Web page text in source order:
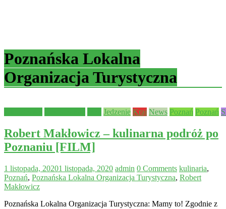
Poznańska Lokalna
Organizacja Turystyczna
Jedzenie Kraj News Poznań Poznań
Robert Makłowicz – kulinarna podróż po
Poznaniu [FILM]
1 listopada, 20201 listopada, 2020 admin 0 Comments kulinaria,
Poznań, Poznańska Lokalna Organizacja Turystyczna, Robert
Makłowicz
Poznańska Lokalna Organizacja Turystyczna: Mamy to! Zgodnie z